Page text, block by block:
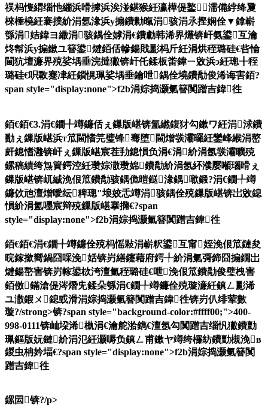
祦杩愯緭缁忚繃浜嗗摢浜涘湴鍖猴紝瀛樺偍鐜濡備綍绛夐
棶棰橈紝褰撲紒涓氬湪浜у搧鐨勬暣涓骇涓氶摼娴佺▼鎿嶄
綔涓姞鍏ヨ繖涓骇鍝佺嫭涓€鐨勮韩浠界爜锛屽氨鍙互瀹
炵幇浜у搧鏉ユ簮鍙煡銆佸幓鍚戝彲杩斤紝涓烘秷璐硅€呰惀
閫犺壇濂界殑娑堣垂浣撻獙锛屽仛鍒板畨鍏ㄧ敓浜э紝璁╂秷
璐硅€呮斁蹇冿紝鎻愰珮娑堣垂鑰呭鍝佺墝鐨勪俊浠诲害銆?
span style="display:none">f2b涓婃捣灏氭簮闃蹭吉鍏徃
銆€銆€3.涓€鐗╀竴鐮佸ぇ鏁版嵁锛氳繎鍑犲勾鏉ワ紝涓浗鐨
勫ぇ鏁版嵁浜т笟閫愭笎璧锋骞堕閫熷彂灞曪紝鑾峰緱涓嶅
皯鎴愭灉锛屽ぇ鏁版嵁宸茬劧鎴愪负涓€涓紒涓氬彂灞曠殑
鏍稿績绔炰簤鍔涳紝瓒婃潵瓒婂鐨勪紒涓氬紑濮嬮噸瑙嗗ぇ
鏁版嵁锛屼絾浼佷笟鐨勪骇鍝佹暟鎹湪鍝噷鍛?涓€鐗╀竴
鐮佽兘澶熷噯纭粺璁″埌姣忎竴涓骇鍝佺殑鏁版嵁锛岀敓鎴
愪紒涓氳嚜宸辩殑鏁版嵁搴撱€?span
style="display:none">f2b涓婃捣灏氭簮闃蹭吉鍏徃
銆€銆€涓€鐗╀竴鐮佺殑杩愮敤涓嶄粎鍙互甯姪浼佷笟鏈夋
晥鎵撳嚮鍋囧啋浼姡锛岃繕鑳藉府鍔╀紒涓氭彁鍗囧搧鐗岀
煡鍚嶅害锛岃幏鍙栨洿澶氭秷璐硅€呭浼佷笟鐨勪俊璧栧害
銆傚鏋滄偍涔熸兂鍒朵綔涓€鐗╀竴鐮佺殑璇濓紝鎮ㄥ彲浠
ユ潵鍜ㄨ鎴戜滑涓婃捣灏氭簮闃蹭吉鍏徃锛岃仈绯荤數
璇?/strong>锛?span style="background-color:#ffff00;">400-
998-0111锛屾垜浠槸涓€瀹舵湁鐫€澶氬勾闃蹭吉缁忛獙鐨勯
珮鏂版妧鏈紒涓氾紝灏嗕负鎮ㄥ甫鏉ヤ竴绔欏紡鐨勯槻浼в
鍐虫柟妗堛€?span style="display:none">f2b涓婃捣灏氭簮闃
蹭吉鍏徃
鏍囩锛?/p>